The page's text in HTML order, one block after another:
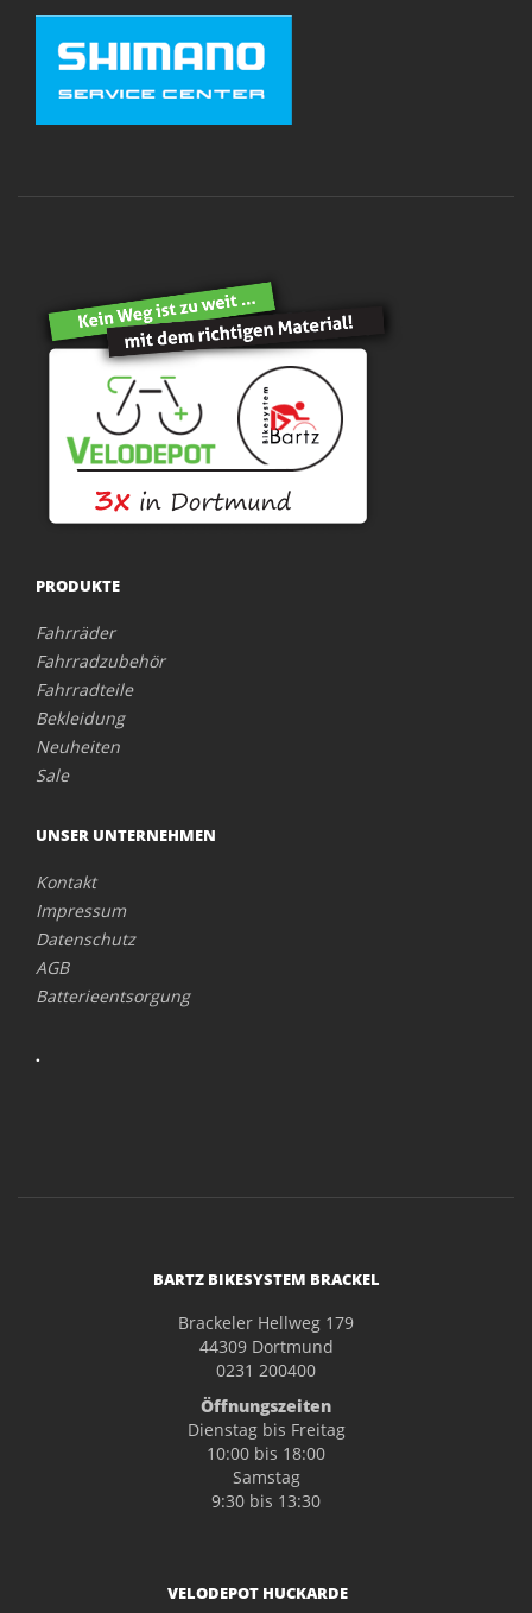
PRODUKTE
Fahrräder
Fahrradzubehör
Fahrradteile
Bekleidung
Neuheiten
Sale
UNSER UNTERNEHMEN
Kontakt
Impressum
Datenschutz
AGB
Batterieentsorgung
.
BARTZ BIKESYSTEM BRACKEL
Brackeler Hellweg 179
44309 Dortmund
0231 200400
Öffnungszeiten
Dienstag bis Freitag
10:00 bis 18:00
Samstag
9:30 bis 13:30
VELODEPOT HUCKARDE